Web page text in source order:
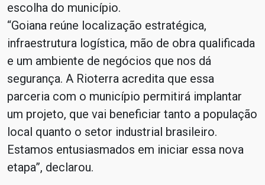
escolha do município.
“Goiana reúne localização estratégica,
infraestrutura logística, mão de obra qualificada
e um ambiente de negócios que nos dá
segurança. A Rioterra acredita que essa
parceria com o município permitirá implantar
um projeto, que vai beneficiar tanto a população
local quanto o setor industrial brasileiro.
Estamos entusiasmados em iniciar essa nova
etapa”, declarou.